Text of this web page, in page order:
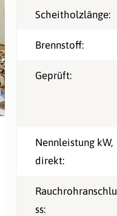
Scheitholzlänge:
Brennstoff:
Geprüft:
Nennleistung kW,
direkt:
Rauchrohranschlu
ss: